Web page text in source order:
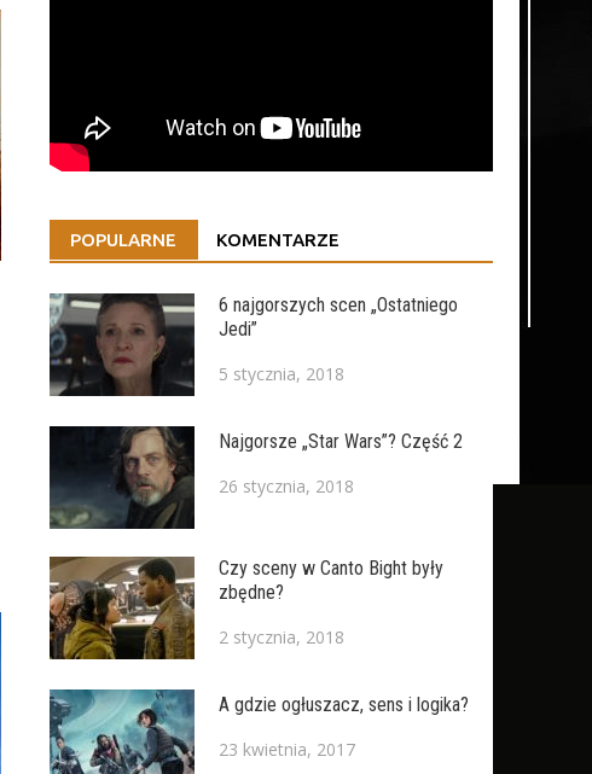
POPULARNE KOMENTARZE
6 najgorszych scen „Ostatniego
Jedi”
5 stycznia, 2018
Najgorsze „Star Wars”? Część 2
26 stycznia, 2018
Czy sceny w Canto Bight były
zbędne?
2 stycznia, 2018
A gdzie ogłuszacz, sens i logika?
23 kwietnia, 2017